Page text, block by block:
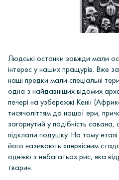
Людські останки завжди мали
інтерес у наших пращурів. Вже
наші предки мали спеціальні
одна з найдавніших відомих
печері на узбережжі Кенії (
тисячоліттям до нашої ери,
загорнутий у подібність
підклали подушку. На тому етапі
його називають «первісним
однією з небагатьох рис, яка
тварин.